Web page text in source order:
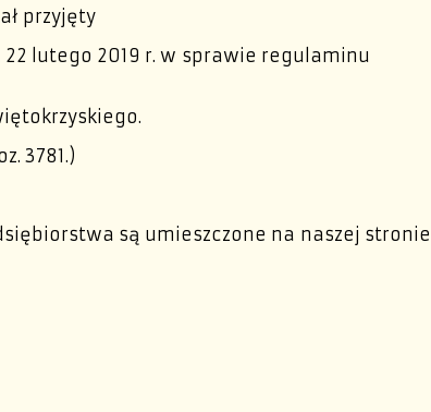
przyjęty
lutego 2019 r. w sprawie regulaminu
3781.)
są umieszczone na naszej stronie